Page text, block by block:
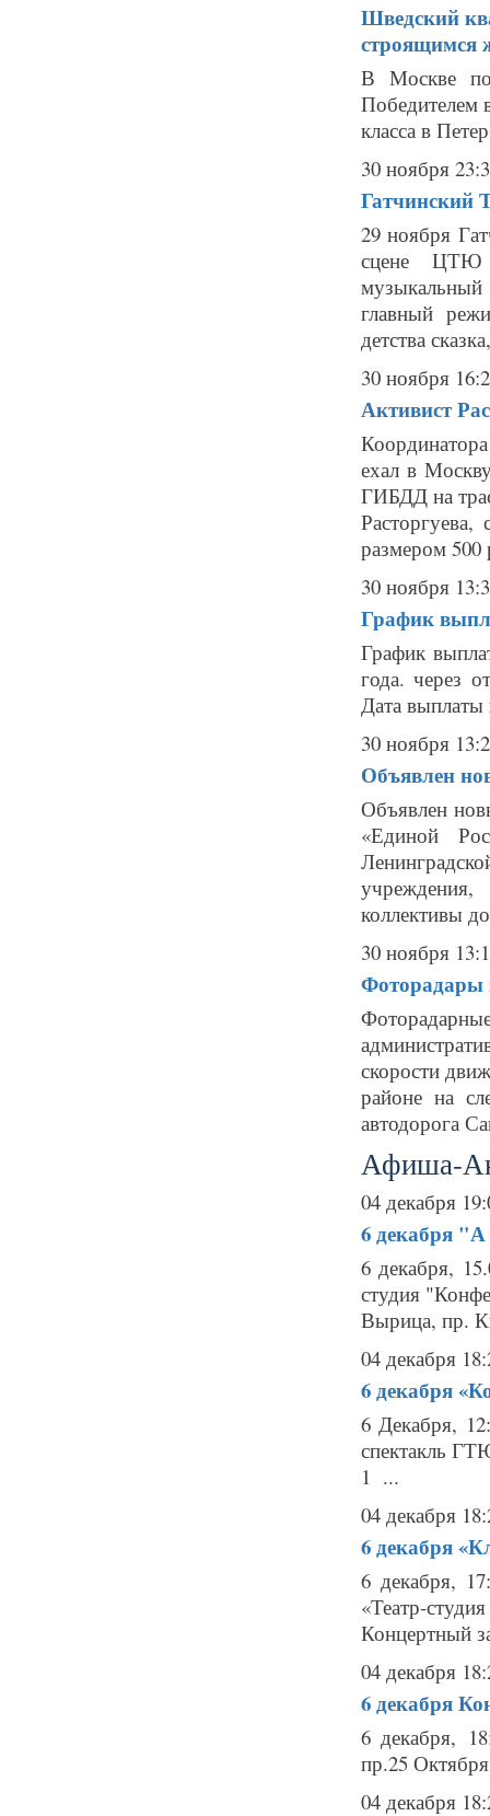
Шведский
строящимся
В Москве
Победителем
класса в
30 ноября
Гатчинский
29 ноября
сцене ЦТЮ
главный
детства
30 ноября
Активист
ехал в
ГИБДД на
размером 500
30 ноября
График
График
года. через
Дата выплаты
30 ноября
Объявлен
Объявлен
«Единой
коллективы
30 ноября
Фоторадары
скорости
районе на
автодорога
Афиша-
04 декабря
6 декабря "А
6 декабря,
студия
Вырица, пр.
04 декабря
6 декабря
6 Декабря,
спектакль
1 ...
04 декабря
6 декабря
6 декабря,
«Театр-
Концертный
04 декабря
6 декабря
6 декабря,
пр.25
04 декабря